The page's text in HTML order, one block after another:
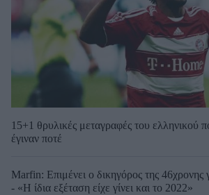
15+1 θρυλικές μεταγραφές του ελληνικού
έγιναν ποτέ
Marfin: Επιμένει ο δικηγόρος της 46χρονης
- «Η ίδια εξέταση είχε γίνει και το 2022»